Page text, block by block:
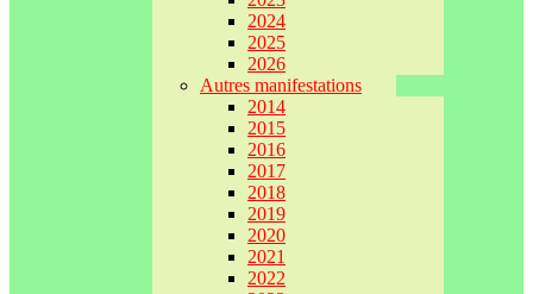
2024
2025
2026
Autres manifestations
2014
2015
2016
2017
2018
2019
2020
2021
2022